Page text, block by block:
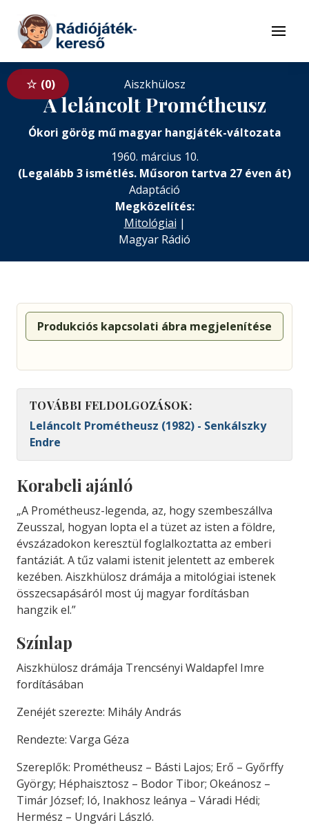
Tovább a tartalomhoz
Menü
0 Aiszkhülosz
A leláncolt Prométheusz
Ókori görög mű magyar hangjáték-változata
1960. március 10.
(Legalább 3 ismétlés. Műsoron tartva 27 éven át)
Adaptáció
Megközelítés:
Mitológiai |
Magyar Rádió
Produkciós kapcsolati ábra megjelenítése
TOVÁBBI FELDOLGOZÁSOK:
Leláncolt Prométheusz (1982) - Senkálszky
Endre
Korabeli ajánló
„A Prométheusz-legenda, az, hogy szembeszállva
Zeusszal, hogyan lopta el a tüzet az isten a földre,
évszázadokon keresztül foglalkoztatta az emberi
fantáziát. A tűz valami istenit jelentett az emberek
kezében. Aiszkhülosz drámája a mitológiai istenek
összecsapásáról most új magyar fordításban
hangzik el.”
Színlap
Aiszkhülosz drámája Trencsényi Waldapfel Imre
fordításában
Zenéjét szerezte: Mihály András
Rendezte: Varga Géza
Szereplők: Prométheusz – Básti Lajos; Erő – Győrffy
György; Héphaisztosz – Bodor Tibor; Okeánosz –
Timár József; Ió, Inakhosz leánya – Váradi Hédi;
Hermész – Ungvári László.